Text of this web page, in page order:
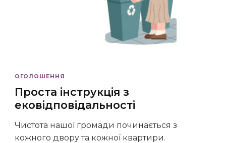
ОГОЛОШЕННЯ
Проста інструкція з
ековідповідальності
Чистота нашої громади починається з
кожного двору та кожної квартири.